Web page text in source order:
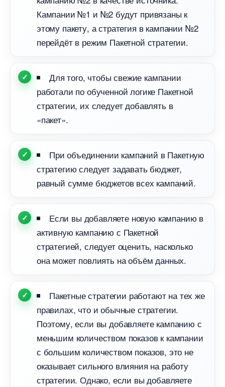
Кампании №1 и №2 будут привязаны к
этому пакету, а стратегия в кампании №2
перейдёт в режим Пакетной стратегии.
Для того, чтобы свежие кампании
работали по обученной логике Пакетной
стратегии, их следует добавлять
«пакет».
При объединении кампаний в Пакетную
стратегию следует задавать бюджет,
равный сумме бюджетов всех кампаний.
Если вы добавляете новую кампанию
активную кампанию с Пакетной
стратегией, следует оценить, насколько
она может повлиять на объём данных.
Пакетные стратегии работают на тех же
правилах, что и обычные стратегии.
Поэтому, если вы добавляете кампанию с
меньшим количеством показов к кампании
с большим количеством показов, это не
оказывает сильного влияния на работу
стратегии. Однако, если вы добавляете